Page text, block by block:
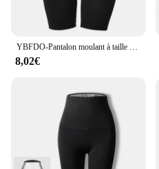
YBFDO-Pantalon moulant à taille haute et à angle plat pour femme, vêtement post-partum rehaussant les fesses, pantalon saillant, short slim, entraîneur de taille
8,02€